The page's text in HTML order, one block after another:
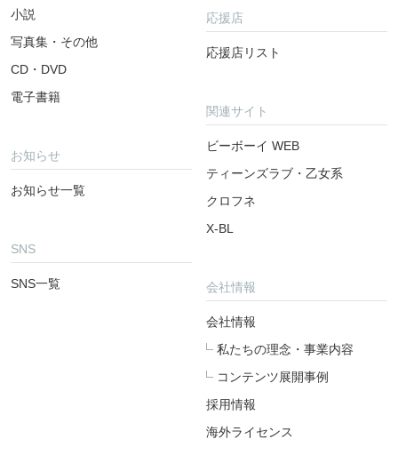
小説
写真集・その他
CD・DVD
電子書籍
お知らせ
お知らせ一覧
SNS
SNS一覧
応援店
応援店リスト
関連サイト
ビーボーイ WEB
ティーンズラブ・乙女系
クロフネ
X-BL
会社情報
会社情報
私たちの理念・事業内容
コンテンツ展開事例
採用情報
海外ライセンス